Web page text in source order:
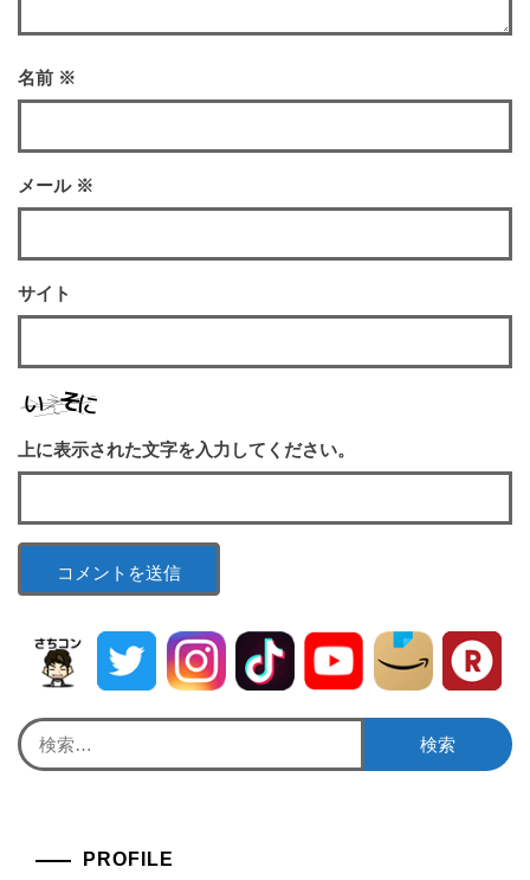
名前 ※
メール ※
サイト
上に表示された文字を入力してください。
検
索:
PROFILE